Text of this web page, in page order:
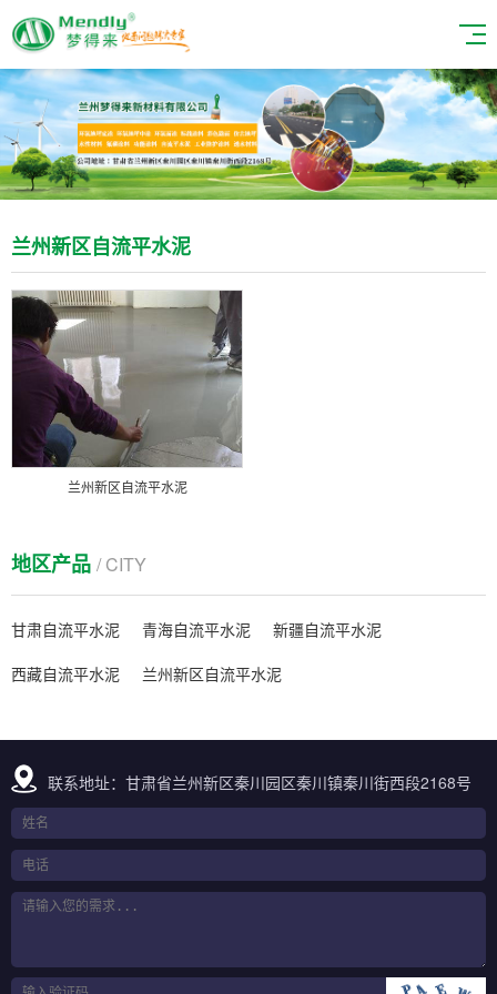
兰州新区自流平水泥
兰州新区自流平水泥
地区产品 / CITY
甘肃自流平水泥 青海自流平水泥
新疆自流平水泥
西藏自流平水泥
兰州新区自流平水泥
联系地址：甘肃省兰州新区秦川园区秦川镇秦川街西段2168号